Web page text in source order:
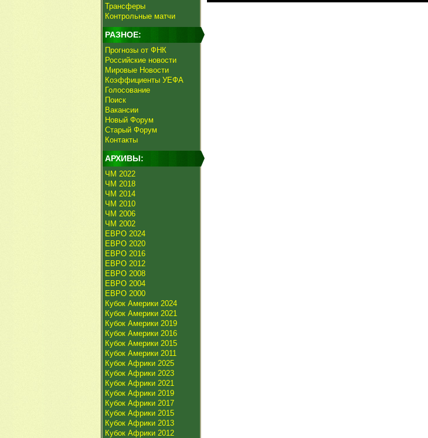
Трансферы
Контрольные матчи
РАЗНОЕ:
Прогнозы от ФНК
Российские новости
Мировые Новости
Коэффициенты УЕФА
Голосование
Поиск
Вакансии
Новый Форум
Старый Форум
Контакты
АРХИВЫ:
ЧМ 2022
ЧМ 2018
ЧМ 2014
ЧМ 2010
ЧМ 2006
ЧМ 2002
ЕВРО 2024
ЕВРО 2020
ЕВРО 2016
ЕВРО 2012
ЕВРО 2008
ЕВРО 2004
ЕВРО 2000
Кубок Америки 2024
Кубок Америки 2021
Кубок Америки 2019
Кубок Америки 2016
Кубок Америки 2015
Кубок Америки 2011
Кубок Африки 2025
Кубок Африки 2023
Кубок Африки 2021
Кубок Африки 2019
Кубок Африки 2017
Кубок Африки 2015
Кубок Африки 2013
Кубок Африки 2012